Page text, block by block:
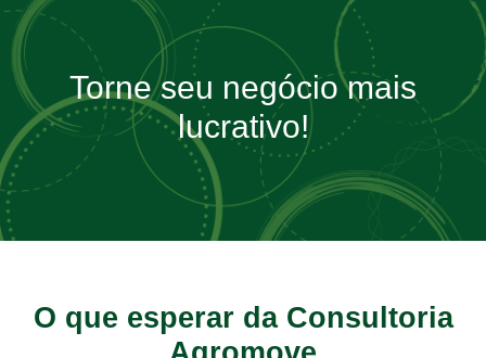
Torne seu negócio mais
lucrativo!
O que esperar da Consultoria